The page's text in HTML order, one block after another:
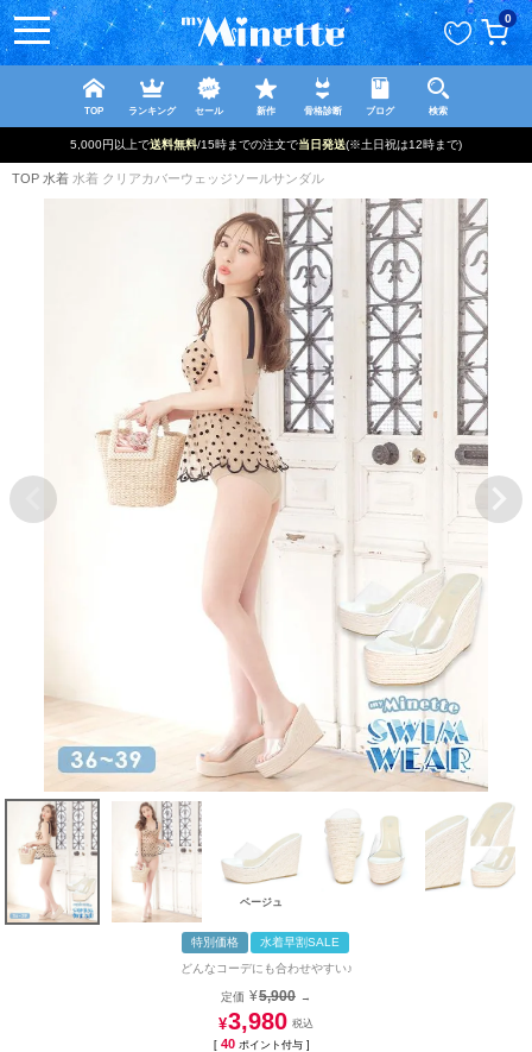
0
TOP ランキング セール 新作 骨格診断 ブログ 検索
5,000円以上で送料無料/15時までの注文で当日発送(※土日祝は12時まで)
TOP 水着 水着 クリアカバーウェッジソールサンダル
ベージュ
特別価格
水着早割SALE
どんなコーデにも合わせやすい♪
定価 ¥5,900 →
¥3,980
[ 40 ポイント付与 ]
ペー
ジト
ップ